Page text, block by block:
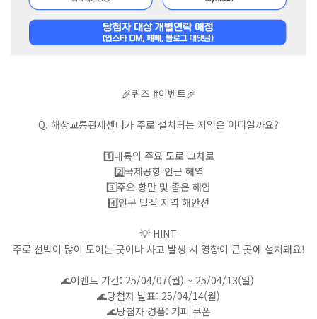
🎉퀴즈 #이벤트🎉
Q. 해상교통관제센터가 주로 설치되는 지역은 어디일까요?
1️⃣내륙의 주요 도로 교차로
2️⃣국제공항 인근 해역
3️⃣주요 항만 및 좁은 해협
4️⃣인구 밀집 지역 해안선
💡 HINT
주로 선박이 많이 모이는 곳이나 사고 발생 시 영향이 큰 곳에 설치돼요!
🌊이벤트 기간: 25/04/07(월) ~ 25/04/13(일)
🌊당첨자 발표: 25/04/14(월)
🌊당첨자 경품: 커피 쿠폰